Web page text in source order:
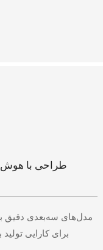
طراحی با
مدل‌های سه‌بعدی دقیق
برای کارایی تولید